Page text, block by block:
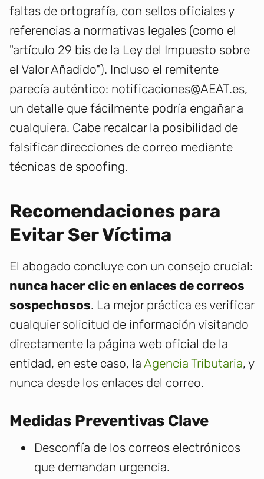
faltas de ortografía, con sellos oficiales y
referencias a normativas legales (como el
"artículo 29 bis de la Ley del Impuesto sobre
el Valor Añadido"). Incluso el remitente
parecía auténtico: notificaciones@AEAT.es,
un detalle que fácilmente podría engañar a
cualquiera. Cabe recalcar la posibilidad de
falsificar direcciones de correo mediante
técnicas de spoofing.
Recomendaciones para
Evitar Ser Víctima
El abogado concluye con un consejo crucial:
nunca hacer clic en enlaces de correos
sospechosos. La mejor práctica es verificar
cualquier solicitud de información visitando
directamente la página web oficial de la
entidad, en este caso, la Agencia Tributaria, y
nunca desde los enlaces del correo.
Medidas Preventivas Clave
Desconfía de los correos electrónicos
que demandan urgencia.